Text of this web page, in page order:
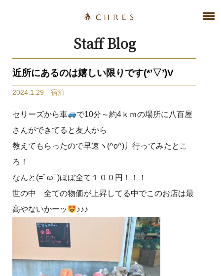
Staff Blog
近所にあるのは嬉しい限りです(*’▽’)V
2024.1.29 宿泊
セリーズから車
で10分～約4ｋｍの場所に八百屋
さんができてると友人から
教えてもらったので早速ヽ(^o^)丿行ってみたとこ
ろ！
なんと(=ﾟωﾟ)ほぼ全て１００円！！！
世の中 全ての物価が上昇してる中でこのお店は最
高やないかーッ
♪♪♪